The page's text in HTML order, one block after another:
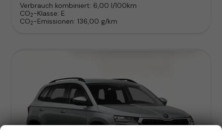
Verbrauch kombiniert: 6,00 l/100km
CO2-Klasse: E
CO2-Emissionen: 136,00 g/km